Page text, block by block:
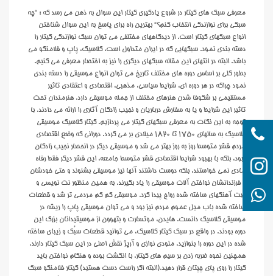
معرفی سبک های گیتار در شروع یادگیری گیتار این سوال به ذهن می رسد که : “چه
سبکی برای نوازندگی انتخاب کنم؟“ بهترین راه برای پاسخ به این سوال شناختن
انواع سبکهای گیتار است. از دیدگاههای مختلفی می توان سبک نوازندگی گیتار را
دسته بندی نمود. سبکهایی که در ایران متداول است، کلاسیک، پاپ و فلامنکو می
باشد. البته در انتهای این مقاله سبکهای دیگری را نیز به اختصار معرفی می کنیم.
بطور کلی بر اساس دوره های مختلف تاریخ می توان انواع موسیقی را دسته بندی
نمود چراکه در هر دوره ای، شرایط سیاسی، مذهبی، اقتصادی و اعتقادی تاثیر
مستقیمی بر شکوفا شدن هنرهای مختلف از جمله موسیقی دارد. هنرمندان تحت
تاثیر این شرایط و یا به سفارش درباریان و نجیب زادگان آثاری را ارائه می دادند. با
توجه به این نکات به معرفی سبکهای گیتار می پردازیم. گیتار کلاسیک موسیقی
کلاسیک به سالهای ۱۷۵۰ تا ۱۸۲۰ میلادی بر می گردد. دورانی که وضع اقتصادی
مردم قشر متوسط روز به روز بهتر می شد و موسیقی دیگر در انحصار نجیب زادگان
نبود، بلکه با بهبود شرایط اقتصادی قشر متوسط جامعه، این قشر دیگر فقط رفاه
مادی نمی خواستند، بلکه دوست داشتند آنها نیز موسیقی بشنوند و حتی خودشان
و فرزندانشان نواختن آلات موسیقی را یاد بگیرند. به همین منظور نت نویسی و
ثبت آهنگهای ساخته شده رواج پیدا کرد. موسیقی کم کم مردمی تر شد و قطعات
ساخته شده باب میل عموم مردم نیز بود و می توان موسیقی پاپ را ریشه در
موسیقی کلاسیک دانست. هایدن، موتسارت و بتهوون از موسیقیدانان بزرگ این
دوره بودند. در واقع در سبک گیتار کلاسیک، می توانید قطعات سبُک و زیبای ساخته
شده در این دوره را بنوازید. ملودی نوازی و آرپژ نقش اصلی در این سبک گیتار دارند.
همچنین نحوه ضربه زدن بر سیم های گیتار، با انگشت بوده و هنگام نواختن باید
گیتار را روی پای چپتان قرار دهید.(البته اگر راست دست هستید) گیتار فلامنکو سبک